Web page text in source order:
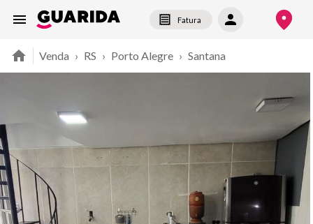
Fatura
Venda › RS › Porto Alegre › Santana